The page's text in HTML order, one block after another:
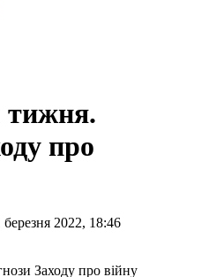
тижня.
про
2022, 18:46